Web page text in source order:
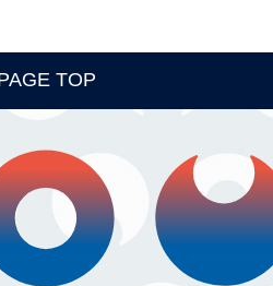
TOP